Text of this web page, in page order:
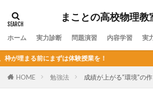
まことの高校物理教
ホーム 実力診断 問題演習 内容学習 実
は体験授業を！
HOME 勉強法 成績が上がる”環境”の